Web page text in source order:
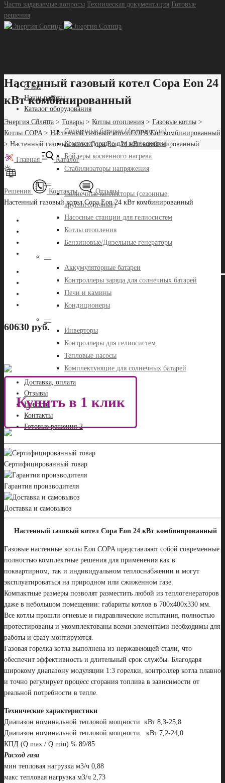
Часто задаваемые вопросы Техническая документация Готовые
решения
О нас
Наши работы
Каталог оборудования
—
Солнечные батареи (фотомодули)
Комплектующие для гелиосистем
Бойлеры косвенного нагрева
Стабилизаторы напряжения
—
Солнечные коллекторы (сезонные,
круглогодичные)
Насосные станции для гелиосистем
Котлы отопления
Бензиновые/Дизельные генераторы
—
Аккумуляторные батареи
Контроллеры заряда для солнечных батарей
Печи и камины
Кондиционеры
—
Инверторы
Контроллеры для гелиосистем
Тепловые насосы
Комплектующие для солнечных батарей
Доставка, оплата
Отзывы
Новости
Контакты
Готовые решения-2
Настенный газовый котел Copa Eon 24
кВт комбинированный
Энергия Солнца > Товары > Котлы отопления > Газовые котлы >
Котлы COPA> Настенный газовый котел COPA Eon комбинированный
> Настенный газовый котел Copa Eon 24 кВт комбинированный
Главная Каталог
Решения Контакты
Отзывы
Настенный газовый котел Copa Eon 24 кВт комбинированный
60630 руб.
Купить в 1 клик
Сертифицированный товар
Гарантия производителя
Доставка и самовывоз
Настенный газовый котел Copa Eon 24 кВт комбинированный
Газовые настенные котлы Eon COPA представляют собой современные
полностью комплектные решения для применения как в
поквартирном, так и индивидуальном теплоснабжении и могут
эксплуатироваться на природном или сжиженном газе.
Компактные размеры позволят разместить любой из теплогенераторов
даже в небольшом помещении: габариты котлов в 700х400х330 мм.
Все котлы прошли огневые и гидравлические испытания, полностью
протестированы и укомплектованы всеми элементами необходимы для
работы и сразу монтируются.
Газовая горелка котла выполнена из нержавеющей стали, что
обеспечит эффективность и длительный срок службы. Благодаря
широкому диапазону модуляции 1:3 горелки, контроллер котла плавно
и точно регулирует процесс сгорания топлива в зависимости от
реальной потребности в тепле.
Технические характеристики
Диапазон номинальной тепловой мощности кВт 8,3-25,8
Диапазон номинальной тепловой мощности кВт 7,2-24,0
КПД (Q max / Q min) % 89/85
Расход газа
мин тепловая нагрузка м3/ч 0,88
макс тепловая нагрузка м3/ч 2,73